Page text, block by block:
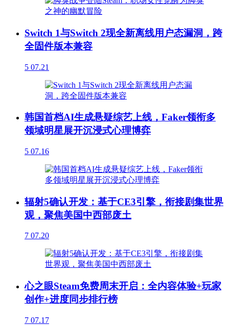
Switch 1与Switch 2现全新离线用户态漏洞，跨
全固件版本兼容
5 07.21
韩国首档AI生成悬疑综艺上线，Faker领衔多
领域明星展开沉浸式心理博弈
5 07.16
辐射5确认开发：基于CE3引擎，衔接剧集世界
观，聚焦美国中西部废土
7 07.20
心之眼Steam免费周末开启：全内容体验+玩家
创作+进度同步排行榜
7 07.17